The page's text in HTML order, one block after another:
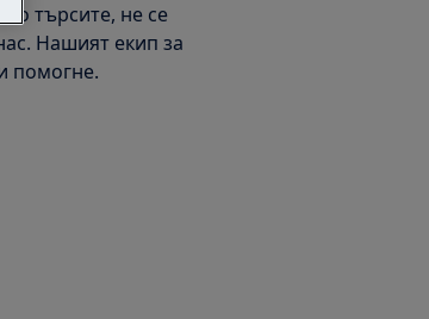
търсите, не се
Нашият екип за
помогне.